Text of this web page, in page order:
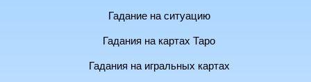
Гадание на ситуацию
Гадания на картах Таро
Гадания на игральных картах